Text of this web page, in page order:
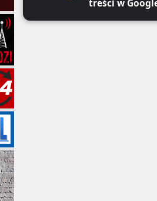
treści w